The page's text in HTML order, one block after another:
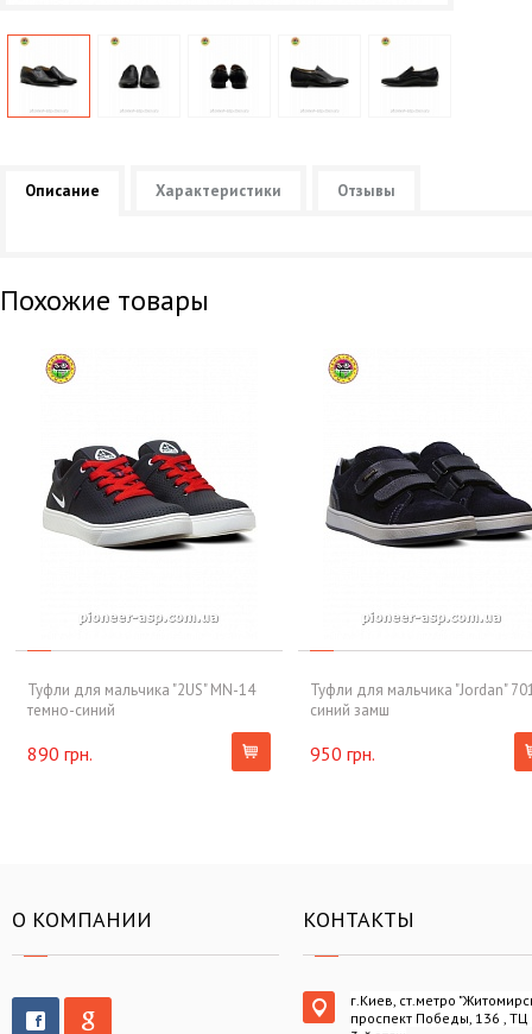
Описание Характеристики Отзывы
Похожие товары
Туфли для мальчика "2US" MN-14
темно-синий
890 грн.
Туфли для мальчика "Jordan"
синий замш
950 грн.
О КОМПАНИИ КОНТАКТЫ
г.Киев, ст.метро
проспект Победы, 136 , ТЦ